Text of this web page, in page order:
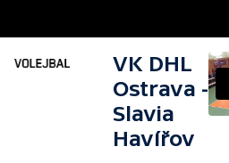
VK DHL
Ostrava -
Slavia
Havířov